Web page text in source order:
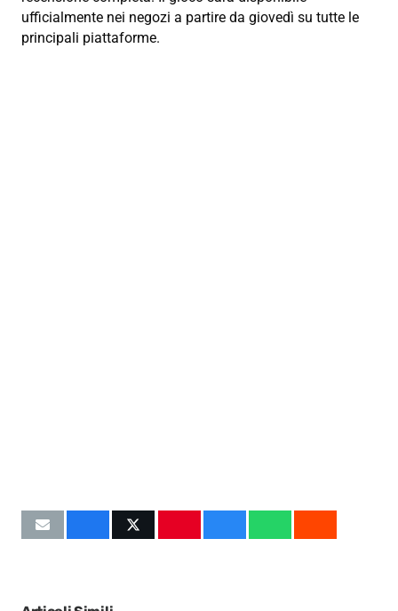
ufficialmente nei negozi a partire da giovedì su tutte le
principali piattaforme.